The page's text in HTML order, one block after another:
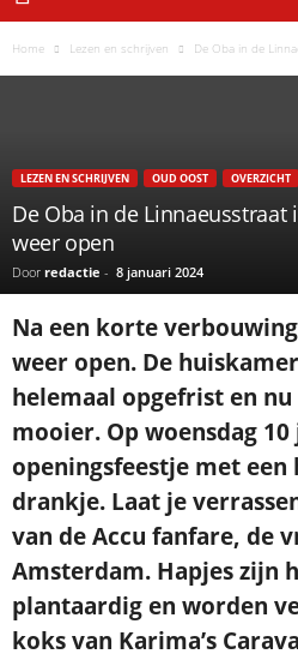
Home Lezen en schrijven De Oba in de
LEZEN EN SCHRIJVEN OUD OOST OVERZICHT
De Oba in de Linnaeusstraat
weer open
Door redactie - 8 januari 2024
Na een korte
weer open. De
helemaal opgefrist en
mooier. Op woensdag
openingsfeestje met een
drankje. Laat je
van de Accu fanfare, de
Amsterdam. Hapjes zijn
plantaardig en worden
koks van Karima’s